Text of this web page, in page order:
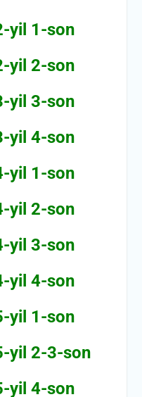
yil 1-son
yil 2-son
yil 3-son
yil 4-son
yil 1-son
yil 2-son
yil 3-son
yil 4-son
yil 1-son
yil 2-3-son
yil 4-son